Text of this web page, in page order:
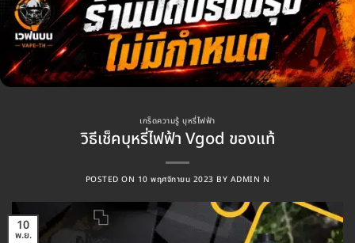
เกร็ดความรู้ บุหรี่ไฟฟ้า
วิธีเช็คบุหรี่ไฟฟ้า Vgod ของแท้
POSTED ON 10 พฤศจิกายน 2023 BY ADMIN N
10
พ.ย.